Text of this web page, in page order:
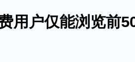
用户仅能浏览前